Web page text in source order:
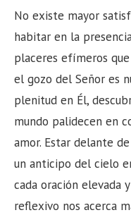
No existe mayor
habitar en la
placeres efímeros
el gozo del Señor es
plenitud en Él,
mundo palidecen en
amor. Estar delante
un anticipo del cielo
cada oración elevada
reflexivo nos acerca